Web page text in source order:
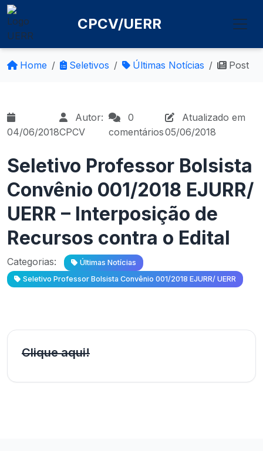
CPCV/UERR
Home Seletivos Últimas Notícias Post
04/06/2018
Autor:
CPCV
0
comentários
Atualizado em
05/06/2018
Seletivo Professor Bolsista
Convênio 001/2018 EJURR/
UERR – Interposição de
Recursos contra o Edital
Categorias:
Últimas Notícias
Seletivo Professor Bolsista Convênio 001/2018 EJURR/ UERR
Clique aqui!